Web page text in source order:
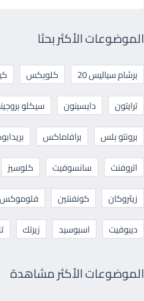
الموضوعات الأكثر بحثا
برشام سياليس 20 كلوبكس
ترايتون
دايسينون سيكلو
برونتو بلس
برافاماكس
اتروفنت
سانسوفيت كلوسيز
زيثروكان
كونفنتين فلوموكس
ديبوفيت
اسبوسيد زيرتك
الموضوعات الأكثر مشاهدة